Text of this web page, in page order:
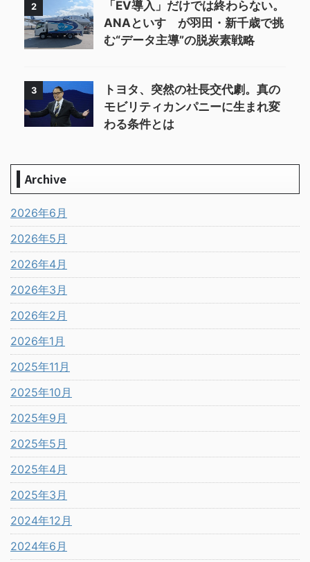
2
「EV導入」だけでは終わらない。
ANAといすゞが羽田・新千歳で挑
む“データ主導”の脱炭素戦略
3
トヨタ、突然の社長交代劇。真の
モビリティカンパニーに生まれ変
わる条件とは
Archive
2026年6月
2026年5月
2026年4月
2026年3月
2026年2月
2026年1月
2025年11月
2025年10月
2025年9月
2025年5月
2025年4月
2025年3月
2024年12月
2024年6月